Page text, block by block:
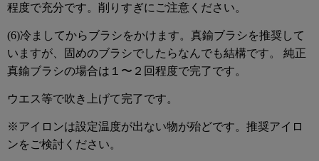
程度で充分です。削りすぎにご注意ください。
(6)冷ましてからブラシをかけます。真鍮ブラシを推奨して
いますが、固めのブラシでしたらなんでも結構です。
純正
真鍮ブラシの場合は１〜２回程度で完了です。
ウエス等で吹き上げて完了です。
※アイロンは設定温度が出ない物が殆どです。推奨アイロ
ンをご検討ください。